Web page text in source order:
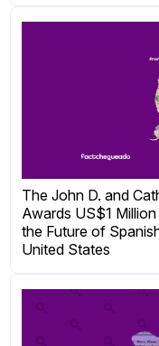
The John D. and
Awards US$1
the Future of
United States